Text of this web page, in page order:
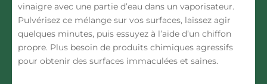
vinaigre avec une partie d’eau dans un vaporisateur.
Pulvérisez ce mélange sur vos surfaces, laissez agir
quelques minutes, puis essuyez à l’aide d’un chiffon
propre. Plus besoin de produits chimiques agressifs
pour obtenir des surfaces immaculées et saines.